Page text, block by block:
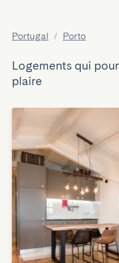
Portugal / Porto
Logements qui
plaire